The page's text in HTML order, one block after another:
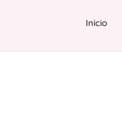
Inicio